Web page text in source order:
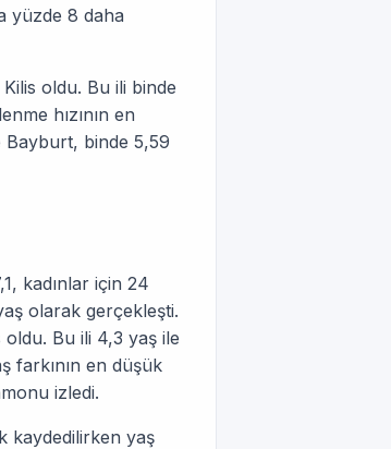
yüzde 8 daha
Kilis oldu. Bu ili binde
hızının en
Bayburt, binde 5,59
kadınlar için 24
olarak gerçekleşti.
Bu ili 4,3 yaş ile
farkının en düşük
izledi.
kaydedilirken yaş